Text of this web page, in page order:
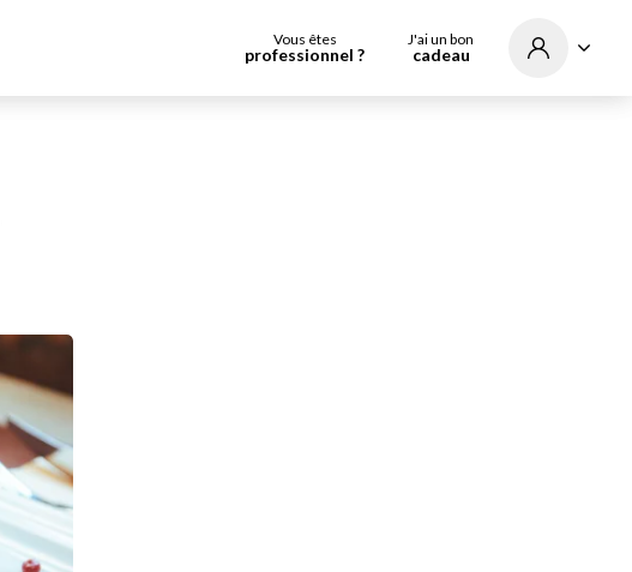
Vous êtes
professionnel ?
J'ai un bon
cadeau